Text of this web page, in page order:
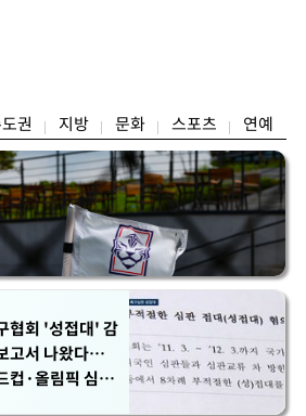
권 지방 문화 스포츠 연예
협회 '성접대' 감
고서 나왔다…
컵·올림픽 심판